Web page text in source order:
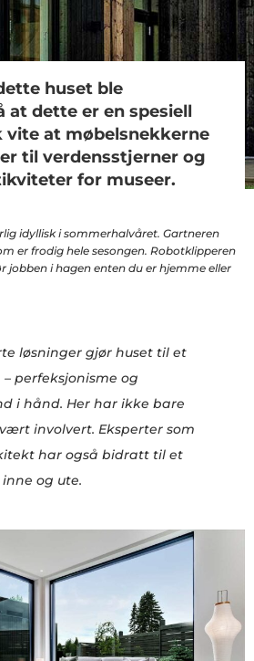
huset ble
at dette er en spesiell
vite at møbelsnekkerne
til verdensstjerner og
for museer.
idyllisk i sommerhalvåret. Gartneren
er frodig hele sesongen. Robotklipperen
jobben i hagen enten du er hjemme eller
løsninger gjør huset til et
perfeksjonisme og
i hånd. Her har ikke bare
involvert. Eksperter som
har også bidratt til et
og ute.